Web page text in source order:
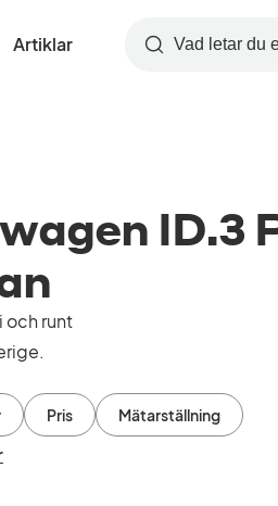
Artiklar Sök
ID.3
och runt
Pris Mätarställning